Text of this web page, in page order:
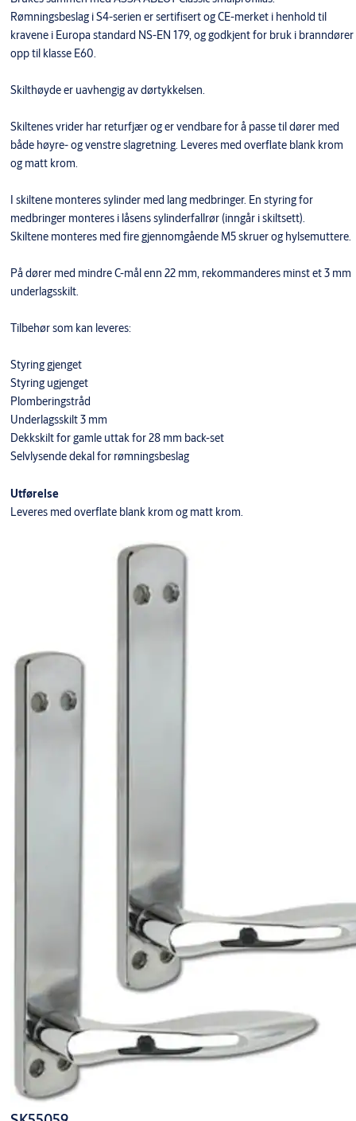
Rømningsbeslag i S4-serien er sertifisert og CE-merket i henhold til
kravene i Europa standard NS-EN 179, og godkjent for bruk i branndører
opp til klasse E60.
Skilthøyde er uavhengig av dørtykkelsen.
Skiltenes vrider har returfjær og er vendbare for å passe til dører med
både høyre- og venstre slagretning. Leveres med overflate blank krom
og matt krom.
I skiltene monteres sylinder med lang medbringer. En styring for
medbringer monteres i låsens sylinderfallrør (inngår i skiltsett).
Skiltene monteres med fire gjennomgående M5 skruer og hylsemuttere.
På dører med mindre C-mål enn 22 mm, rekommanderes minst et 3 mm
underlagsskilt.
Tilbehør som kan leveres:
Styring gjenget
Styring ugjenget
Plomberingstråd
Underlagsskilt 3 mm
Dekkskilt for gamle uttak for 28 mm back-set
Selvlysende dekal for rømningsbeslag
Utførelse
Leveres med overflate blank krom og matt krom.